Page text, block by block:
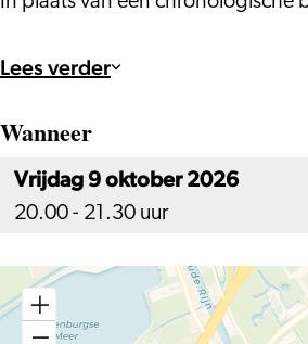
Lees verder
Wanneer
Vrijdag 9 oktober 2026
20.00 - 21.30 uur